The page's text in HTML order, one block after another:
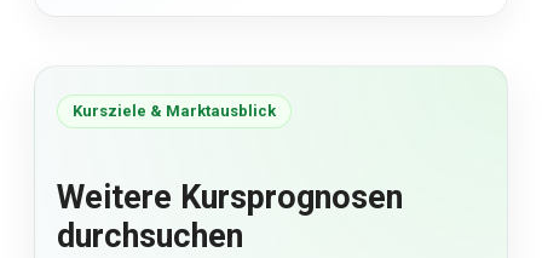
Kursziele & Marktausblick
Weitere Kursprognosen
durchsuchen